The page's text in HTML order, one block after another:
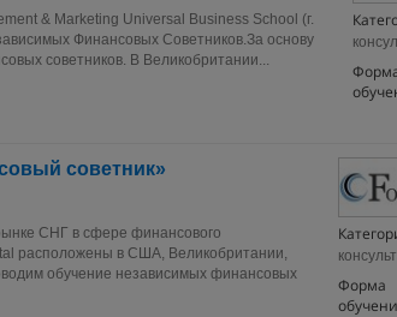
& Marketing Universal Business School (г.
Финансовых Советников.За основу
советников. В Великобритании...
советник»
Форма
СНГ в сфере финансового
расположены в США, Великобритании,
обучение независимых финансовых